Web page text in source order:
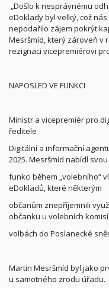
„Došlo k nesprávnému
eDoklady byl velký, což
nepodařilo zájem pokrýt
Mesršmíd, který zároveň v
rezignaci vicepremiérovi
NAPOSLED VE FUNKCI
Ministr a vicepremiér pro
ředitele
Digitální a informační
2025. Mesršmíd nabídl svou
funkci během „volebního“
eDokladů, které některým
občanům znepříjemnili
občanku u volebních
volbách do Poslanecké
Martin Mesršmíd byl jako
u samotného zrodu úřadu.